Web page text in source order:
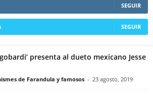
SEGUIR
SEGUIR
presenta al dueto mexicano Jesse
de Farandula y famosos - 23 agosto, 2019